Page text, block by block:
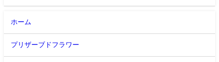
ホーム
プリザーブドフラワー